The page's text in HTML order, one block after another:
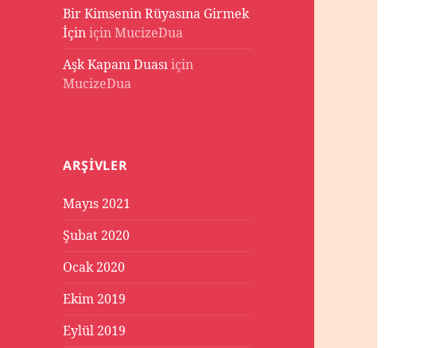
Bir Kimsenin Rüyasına Girmek
İçiniçinMucizeDua
Aşk Kapanı Duasıiçin
MucizeDua
ARŞIVLER
Mayıs 2021
Şubat 2020
Ocak 2020
Ekim 2019
Eylül 2019